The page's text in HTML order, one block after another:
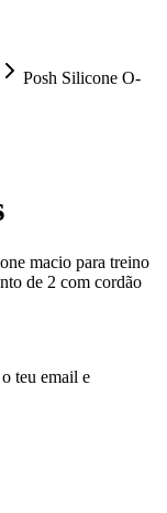
Posh Silicone O-
macio para treino
de 2 com cordão
teu email e